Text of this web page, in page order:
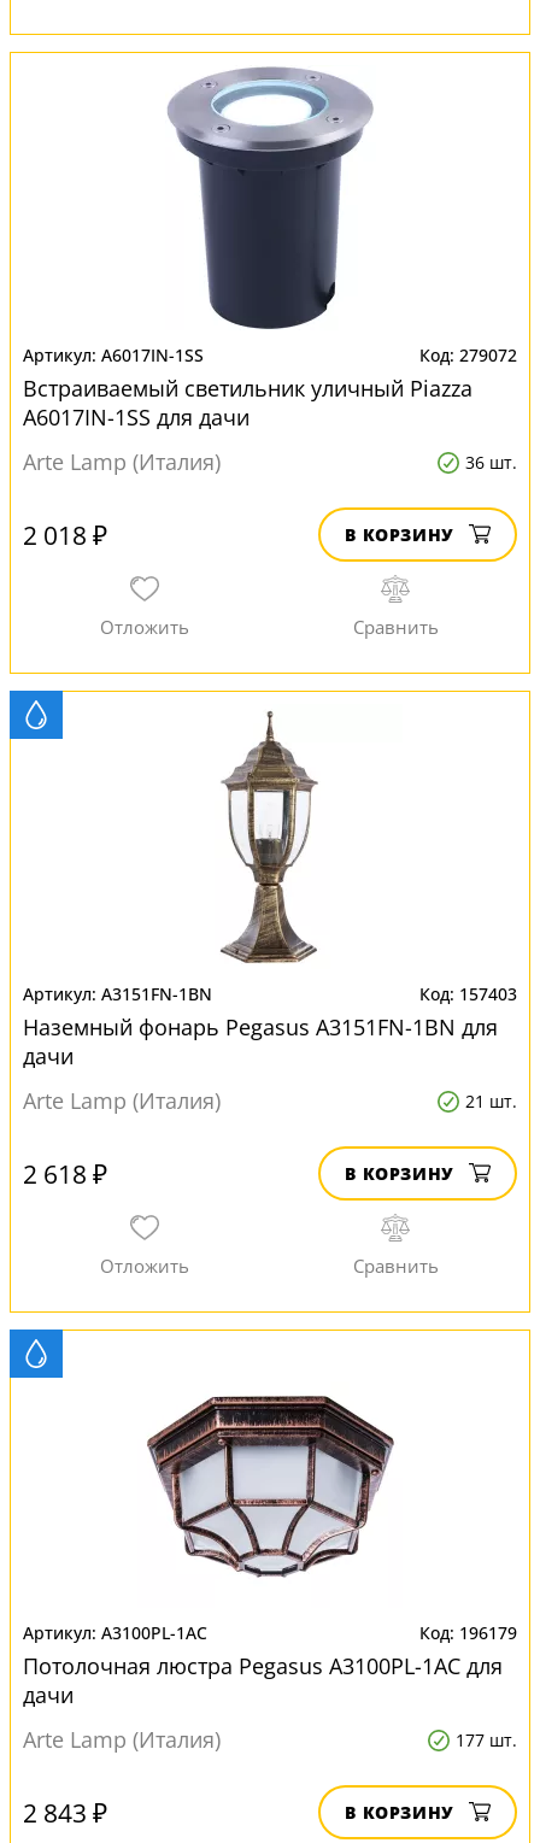
A6017IN-1SS 279072
Встраиваемый светильник уличный Piazza
A6017IN-1SS для дачи
Arte Lamp (Италия)
36 шт.
2 018 ₽ В КОРЗИНУ
A3151FN-1BN 157403
Наземный фонарь Pegasus A3151FN-1BN для
дачи
Arte Lamp (Италия)
21 шт.
2 618 ₽ В КОРЗИНУ
A3100PL-1AC 196179
Потолочная люстра Pegasus A3100PL-1AC для
дачи
Arte Lamp (Италия)
177 шт.
2 843 ₽ В КОРЗИНУ